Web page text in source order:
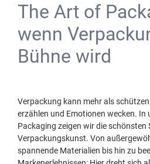
The Art of
wenn
Bühne wird
Verpackung kann mehr als
erzählen und Emotionen wecken. In
Packaging zeigen wir die schönsten
Verpackungskunst. Von
spannende Materialien bis hin zu